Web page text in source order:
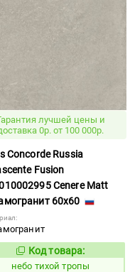
лучшей цены и
0р. от 100 000р.
Concorde Russia
Fusion
Cenere Matt
60x60
1122108
Код товара:
небо тихой тропы